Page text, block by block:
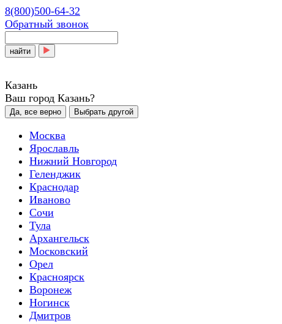
8(800)500-64-32
Обратный звонок
найти
Казань
Ваш город Казань?
Да, все верно Выбрать другой
Москва
Ярославль
Нижний Новгород
Геленджик
Краснодар
Иваново
Сочи
Тула
Архангельск
Московский
Орел
Красноярск
Воронеж
Ногинск
Дмитров